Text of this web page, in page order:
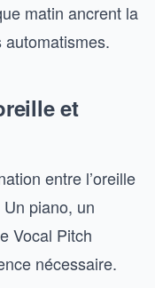
matin ancrent la
et
entre l’oreille
piano, un
Vocal Pitch
nécessaire.